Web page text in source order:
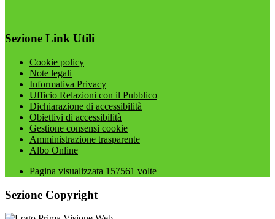
Sezione Link Utili
Cookie policy
Note legali
Informativa Privacy
Ufficio Relazioni con il Pubblico
Dichiarazione di accessibilità
Obiettivi di accessibilità
Gestione consensi cookie
Amministrazione trasparente
Albo Online
Pagina visualizzata 157561 volte
Sezione Copyright